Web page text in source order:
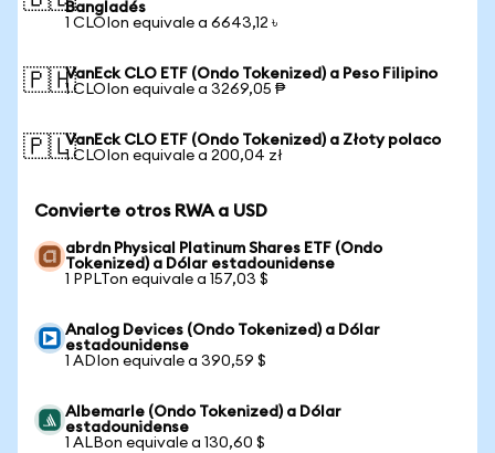
Bangladés
1 CLOIon equivale a 6643,12 ৳
🇵🇭VanEck CLO ETF (Ondo Tokenized) a Peso Filipino
1 CLOIon equivale a 3269,05 ₱
🇵🇱VanEck CLO ETF (Ondo Tokenized) a Złoty polaco
1 CLOIon equivale a 200,04 zł
Convierte otros RWA a USD
abrdn Physical Platinum Shares ETF (Ondo
Tokenized) a Dólar estadounidense
1 PPLTon equivale a 157,03 $
Analog Devices (Ondo Tokenized) a Dólar
estadounidense
1 ADIon equivale a 390,59 $
Albemarle (Ondo Tokenized) a Dólar
estadounidense
1 ALBon equivale a 130,60 $